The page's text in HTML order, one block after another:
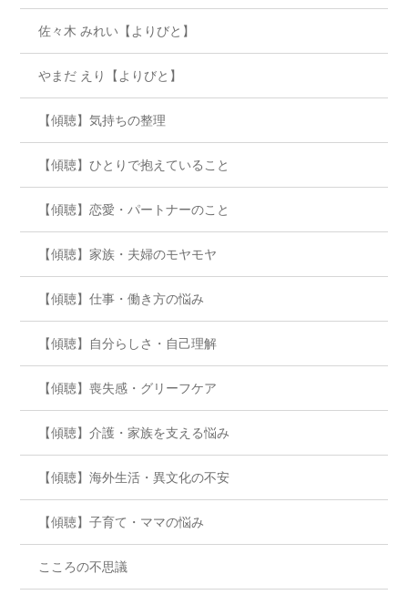
佐々木 みれい【よりびと】
やまだ えり【よりびと】
【傾聴】気持ちの整理
【傾聴】ひとりで抱えていること
【傾聴】恋愛・パートナーのこと
【傾聴】家族・夫婦のモヤモヤ
【傾聴】仕事・働き方の悩み
【傾聴】自分らしさ・自己理解
【傾聴】喪失感・グリーフケア
【傾聴】介護・家族を支える悩み
【傾聴】海外生活・異文化の不安
【傾聴】子育て・ママの悩み
こころの不思議